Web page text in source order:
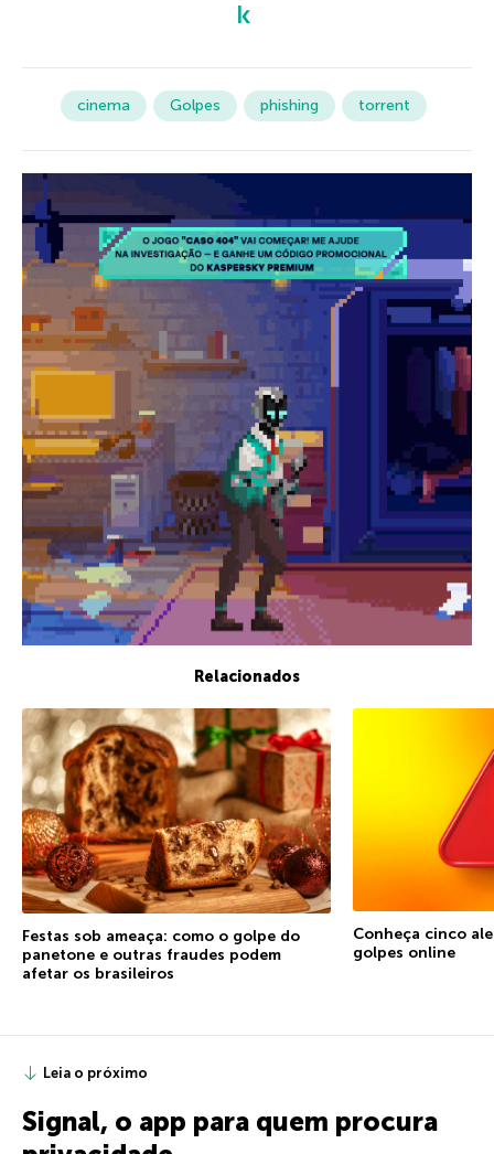
cinema Golpes phishing torrent
Relacionados
Festas sob ameaça: como o golpe do
panetone e outras fraudes podem
afetar os brasileiros
Conheça cinco
golpes online
Leia o próximo
Signal, o app para quem procura